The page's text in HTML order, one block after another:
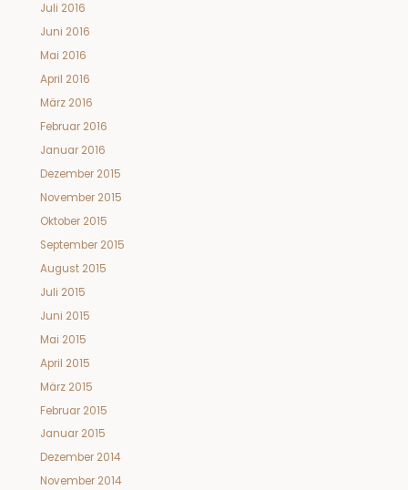
Juli 2016
Juni 2016
Mai 2016
April 2016
März 2016
Februar 2016
Januar 2016
Dezember 2015
November 2015
Oktober 2015
September 2015
August 2015
Juli 2015
Juni 2015
Mai 2015
April 2015
März 2015
Februar 2015
Januar 2015
Dezember 2014
November 2014